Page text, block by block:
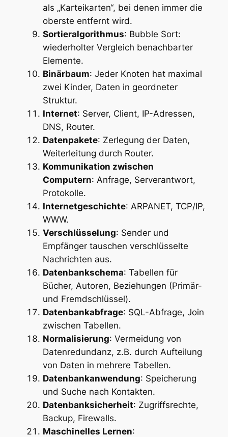
als „Karteikarten“, bei denen immer die
oberste entfernt wird.
Sortieralgorithmus: Bubble Sort:
wiederholter Vergleich benachbarter
Elemente.
Binärbaum: Jeder Knoten hat maximal
zwei Kinder, Daten in geordneter
Struktur.
Internet: Server, Client, IP-Adressen,
DNS, Router.
Datenpakete: Zerlegung der Daten,
Weiterleitung durch Router.
Kommunikation zwischen
Computern: Anfrage, Serverantwort,
Protokolle.
Internetgeschichte: ARPANET, TCP/IP,
WWW.
Verschlüsselung: Sender und
Empfänger tauschen verschlüsselte
Nachrichten aus.
Datenbankschema: Tabellen für
Bücher, Autoren, Beziehungen (Primär-
und Fremdschlüssel).
Datenbankabfrage: SQL-Abfrage, Join
zwischen Tabellen.
Normalisierung: Vermeidung von
Datenredundanz, z.B. durch Aufteilung
von Daten in mehrere Tabellen.
Datenbankanwendung: Speicherung
und Suche nach Kontakten.
Datenbanksicherheit: Zugriffsrechte,
Backup, Firewalls.
Maschinelles Lernen: